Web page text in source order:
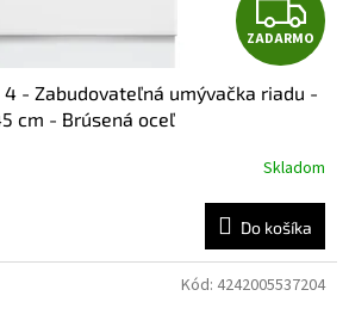
Z
A
D
A
R
M
ZADARMO
4 - Zabudovateľná umývačka riadu -
cm - Brúsená oceľ
Skladom
Do košíka
Kód: 4242005537204